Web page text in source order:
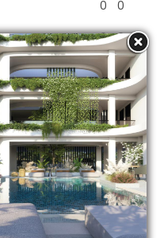
0 0
0 0
0 0
0 0
0 0
0 0
0 0
0 0